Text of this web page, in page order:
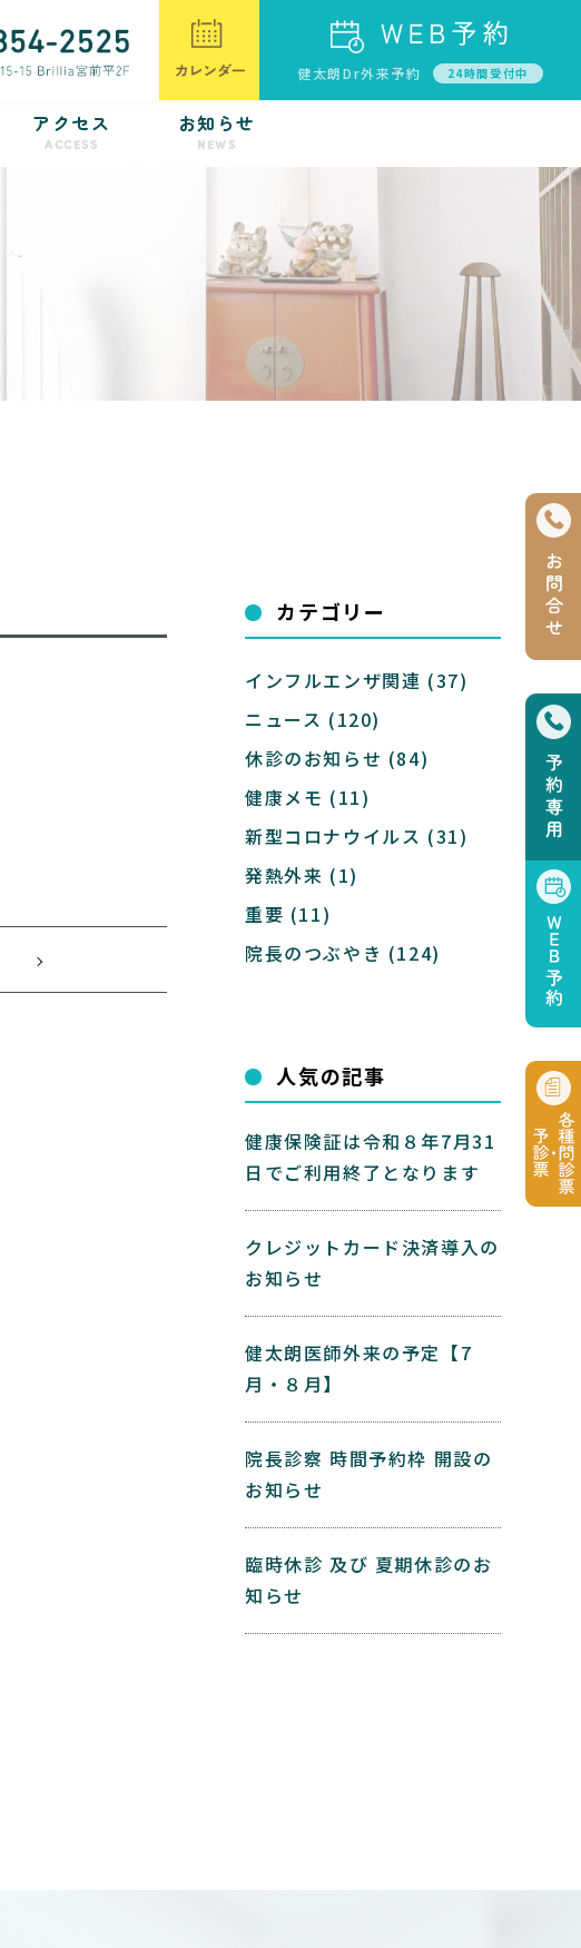
健太朗Dr外来予約 24時間受付中
アクセス
ACCESS
お知らせ
NEWS
カテゴリー
インフルエンザ関連 (37)
ニュース (120)
休診のお知らせ (84)
健康メモ (11)
新型コロナウイルス (31)
発熱外来 (1)
重要 (11)
院長のつぶやき (124)
人気の記事
健康保険証は令和８年7月31
日でご利用終了となります
クレジットカード決済導入の
お知らせ
健太朗医師外来の予定【7
月・８月】
院長診察 時間予約枠 開設の
お知らせ
臨時休診 及び 夏期休診のお
知らせ